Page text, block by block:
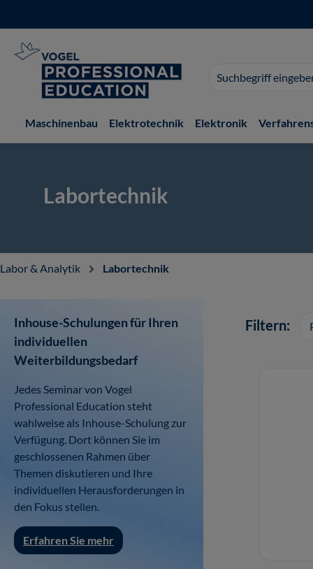
Suchvorschläge
erscheinen
der
Maschinenbau Elektrotechnik Elektronik
Labortechnik
Labor & Analytik Labortechnik
Inhouse-Schulungen für Ihren
individuellen
Weiterbildungsbedarf
Jedes Seminar von Vogel
Professional Education steht
wahlweise als Inhouse-Schulung zur
Verfügung. Dort können Sie im
geschlossenen Rahmen über
Themen diskutieren und Ihre
individuellen Herausforderungen in
den Fokus stellen.
Erfahren Sie mehr
Filtern: